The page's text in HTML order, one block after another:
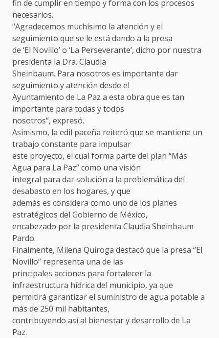
fin de cumplir en tiempo y forma con los procesos
necesarios.
“Agradecemos muchísimo la atención y el
seguimiento que se le está dando a la presa
de ‘El Novillo’ o ‘La Perseverante’, dicho por nuestra
presidenta la Dra. Claudia
Sheinbaum. Para nosotros es importante dar
seguimiento y atención desde el
Ayuntamiento de La Paz a esta obra que es tan
importante para todas y todos
nosotros”, expresó.
Asimismo, la edil paceña reiteró que se mantiene un
trabajo constante para impulsar
este proyecto, el cual forma parte del plan “Más
Agua para La Paz” como una visión
integral para dar solución a la problemática del
desabasto en los hogares, y que
además es considera como uno de los planes
estratégicos del Gobierno de México,
encabezado por la presidenta Claudia Sheinbaum
Pardo.
Finalmente, Milena Quiroga destacó que la presa “El
Novillo” representa una de las
principales acciones para fortalecer la
infraestructura hídrica del municipio, ya que
permitirá garantizar el suministro de agua potable a
más de 250 mil habitantes,
contribuyendo así al bienestar y desarrollo de La
Paz.